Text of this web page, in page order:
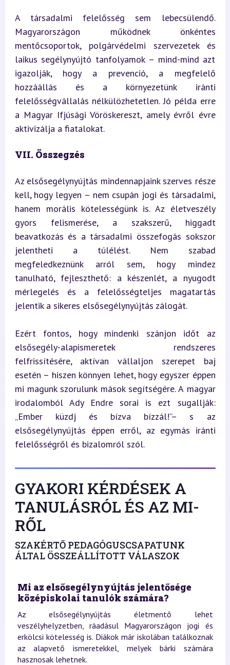
A társadalmi felelősség sem lebecsülendő.
Magyarországon működnek önkéntes
mentőcsoportok, polgárvédelmi szervezetek és
laikus segélynyújtó tanfolyamok – mind-mind azt
igazolják, hogy a prevenció, a megfelelő
hozzáállás és a környezetünk iránti
felelősségvállalás nélkülözhetetlen. Jó példa erre
a Magyar Ifjúsági Vöröskereszt, amely évről évre
aktivizálja a fiatalokat.
VII. Összegzés
Az elsősegélynyújtás mindennapjaink szerves része
kell, hogy legyen – nem csupán jogi és társadalmi,
hanem morális kötelességünk is. Az életveszély
gyors felismerése, a szakszerű, higgadt
beavatkozás és a társadalmi összefogás sokszor
jelentheti a túlélést. Nem szabad
megfeledkeznünk arról sem, hogy mindez
tanulható, fejleszthető: a készenlét, a nyugodt
mérlegelés és a felelősségteljes magatartás
jelentik a sikeres elsősegélynyújtás zálogát.
Ezért fontos, hogy mindenki szánjon időt az
elsősegély-alapismeretek rendszeres
felfrissítésére, aktívan vállaljon szerepet baj
esetén – hiszen könnyen lehet, hogy egyszer éppen
mi magunk szorulunk mások segítségére. A magyar
irodalomból Ady Endre sorai is ezt sugallják:
„Ember küzdj és bízva bízzál!”– s az
elsősegélynyújtás éppen erről, az egymás iránti
felelősségről és bizalomról szól.
GYAKORI KÉRDÉSEK A
TANULÁSRÓL ÉS AZ MI-
RŐL
SZAKÉRTŐ PEDAGÓGUSCSAPATUNK
ÁLTAL ÖSSZEÁLLÍTOTT VÁLASZOK
Mi az elsősegélynyújtás jelentősége
középiskolai tanulók számára?
Az elsősegélynyújtás életmentő lehet
veszélyhelyzetben, ráadásul Magyarországon jogi és
erkölcsi kötelesség is. Diákok már iskolában találkoznak
az alapvető ismeretekkel, melyek bárki számára
hasznosak lehetnek.